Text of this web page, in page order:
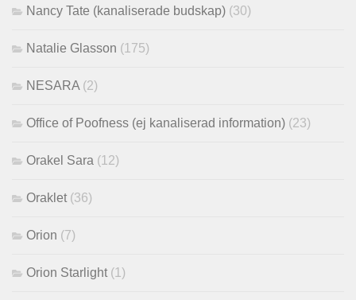
Nancy Tate (kanaliserade budskap) (30)
Natalie Glasson (175)
NESARA (2)
Office of Poofness (ej kanaliserad information) (23)
Orakel Sara (12)
Oraklet (36)
Orion (7)
Orion Starlight (1)